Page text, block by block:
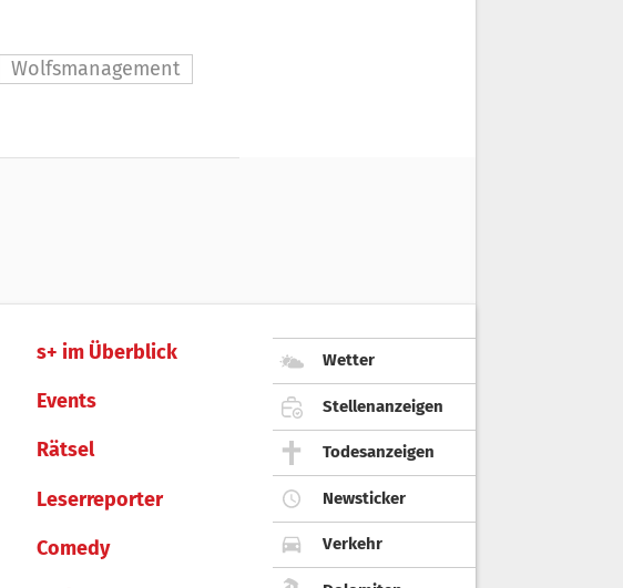
Wolfsmanagement
s+ im Überblick
Events
Rätsel
Leserreporter
Comedy
Wetter
Stellenanzeigen
Todesanzeigen
Newsticker
Verkehr